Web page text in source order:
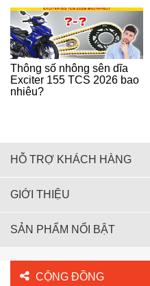
Thông số nhông sên dĩa
Exciter 155 TCS 2026 bao
nhiêu?
HỖ TRỢ KHÁCH HÀNG
GIỚI THIỆU
SẢN PHẨM NỔI BẬT
CỘNG ĐỒNG